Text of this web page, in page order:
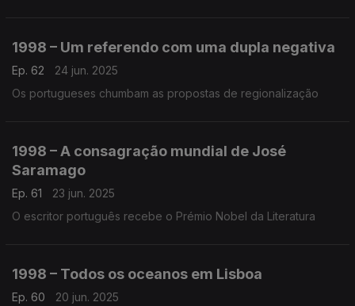
1998 – Um referendo com uma dupla negativa
Ep. 62
24 jun. 2025
Os portugueses chumbam as propostas de regionalização
1998 – A consagração mundial de José
Saramago
Ep. 61
23 jun. 2025
O escritor português recebe o Prémio Nobel da Literatura
1998 – Todos os oceanos em Lisboa
Ep. 60
20 jun. 2025